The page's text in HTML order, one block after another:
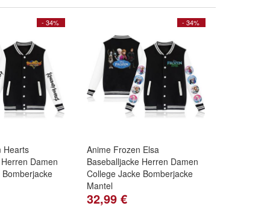
- 34%
Hearts
Damen
- 34%
Anime Frozen Elsa
Baseballjacke Herren Damen
College Jacke Bomberjacke
Mantel
Farbe:Schwarz01
32,99 €